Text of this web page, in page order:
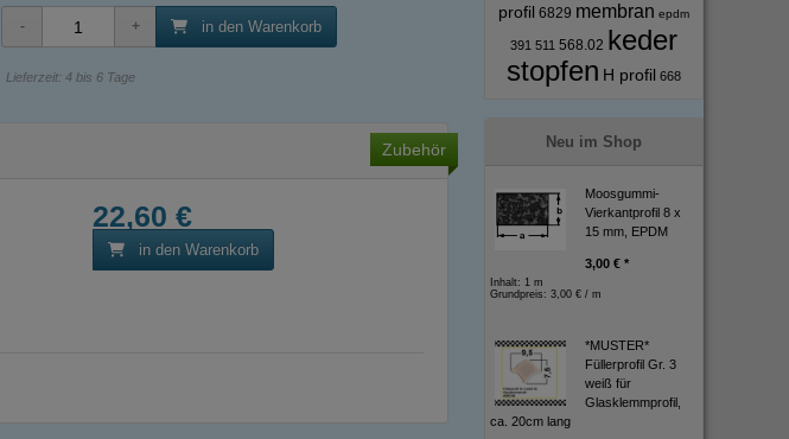
in den Warenkorb
Lieferzeit: 4 bis 6 Tage
Zubehör
22,60 €
in den Warenkorb
profil 6829 membran epdm
391 511 568.02 keder
stopfen H profil 668
Neu im Shop
Moosgummi-
Vierkantprofil 8 x
15 mm, EPDM
3,00 € *
Inhalt: 1 m
Grundpreis: 3,00 € / m
*MUSTER*
Füllerprofil Gr. 3
weiß für
Glasklemmprofil,
ca. 20cm lang